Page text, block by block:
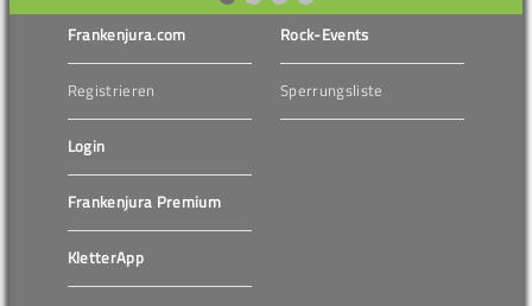
Frankenjura.com
Registrieren
Login
Frankenjura Premium
KletterApp
Rock-Events
Sperrungsliste